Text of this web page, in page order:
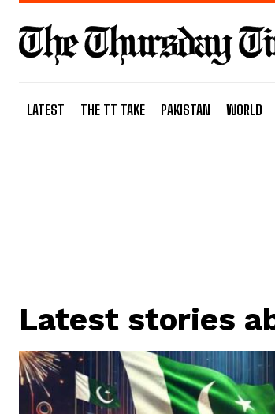
LATEST THE TT TAKE PAKISTAN WORLD
Latest stories